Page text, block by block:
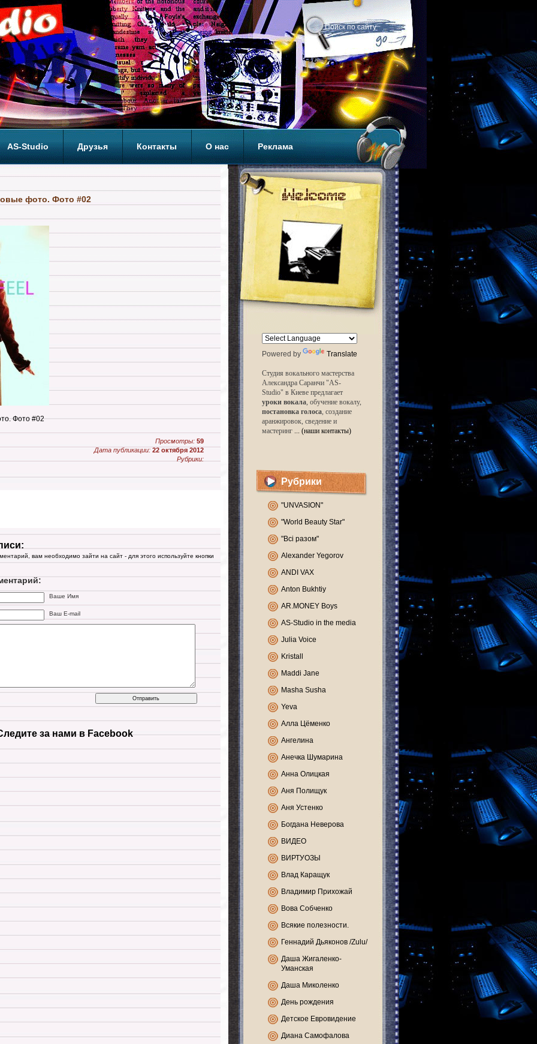
AS-Studio Друзья Контакты О нас Реклама
фото. Фото #02
Фото #02
Просмотры: 59
Дата публикации: 22 октября 2012
Рубрики:
вам необходимо зайти на сайт - для этого используйте кнопки
Ваше Имя
Ваш E-mail
за нами в Facebook
Powered by Translate
Студия вокального мастерства
Александра Саранчи "AS-
Studio" в Киеве предлагает
уроки вокала, обучение вокалу,
постановка голоса, создание
аранжировок, сведение и
мастеринг ... (наши контакты)
Рубрики
"UNVASION"
"World Beauty Star"
"Всі разом"
Alexander Yegorov
ANDI VAX
Anton Bukhtiy
AR.MONEY Boys
AS-Studio in the media
Julia Voice
Kristall
Maddi Jane
Masha Susha
Yeva
Алла Цёменко
Ангелина
Анечка Шумарина
Анна Олицкая
Аня Полищук
Аня Устенко
Богдана Неверова
ВИДЕО
ВИРТУОЗЫ
Влад Каращук
Владимир Прихожай
Вова Собченко
Всякие полезности.
Геннадий Дьяконов /Zulu/
Даша Жигаленко-
Уманская
Даша Миколенко
День рождения
Детское Евровидение
Диана Самофалова